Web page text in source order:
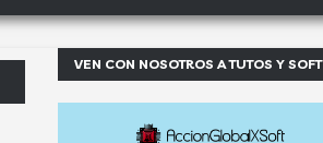
VEN CON NOSOTROS A TUTOS Y SOFT